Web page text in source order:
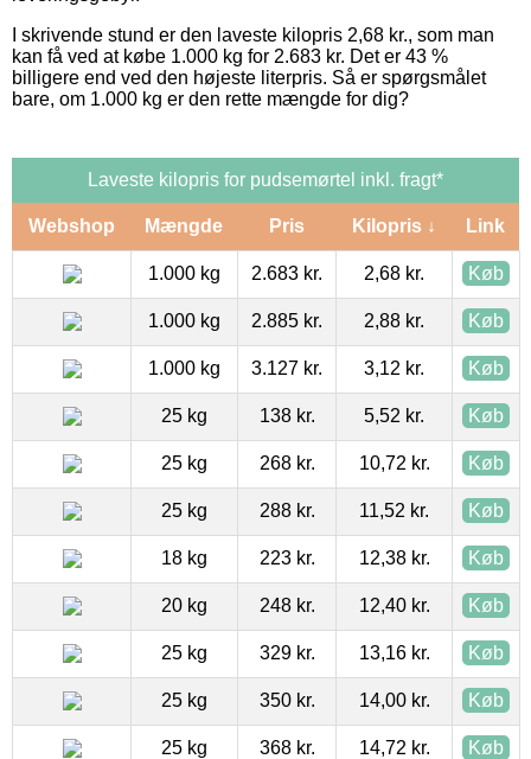
I skrivende stund er den laveste kilopris 2,68 kr., som man
kan få ved at købe 1.000 kg for 2.683 kr. Det er 43 %
billigere end ved den højeste literpris. Så er spørgsmålet
bare, om 1.000 kg er den rette mængde for dig?
Laveste kilopris for pudsemørtel inkl. fragt*
Webshop Mængde Pris Kilopris ↓ Link
1.000 kg 2.683 kr. 2,68 kr. Køb
1.000 kg 2.885 kr. 2,88 kr. Køb
1.000 kg 3.127 kr. 3,12 kr. Køb
25 kg 138 kr. 5,52 kr. Køb
25 kg 268 kr. 10,72 kr. Køb
25 kg 288 kr. 11,52 kr. Køb
18 kg 223 kr. 12,38 kr. Køb
20 kg 248 kr. 12,40 kr. Køb
25 kg 329 kr. 13,16 kr. Køb
25 kg 350 kr. 14,00 kr. Køb
25 kg 368 kr. 14,72 kr. Køb